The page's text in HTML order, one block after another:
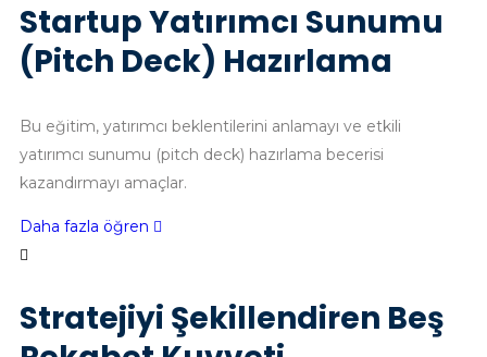
Startup Yatırımcı Sunumu
(Pitch Deck) Hazırlama
Bu eğitim, yatırımcı beklentilerini anlamayı ve etkili
yatırımcı sunumu (pitch deck) hazırlama becerisi
kazandırmayı amaçlar.
Daha fazla öğren
Stratejiyi Şekillendiren Beş